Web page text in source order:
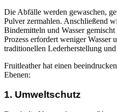
Die Abfälle werden gewaschen,
Pulver zermahlen. Anschließend
Bindemitteln und Wasser
Prozess erfordert weniger Wasser
traditionellen Lederherstellung
Fruitleather hat einen
Ebenen:
1. Umweltschutz